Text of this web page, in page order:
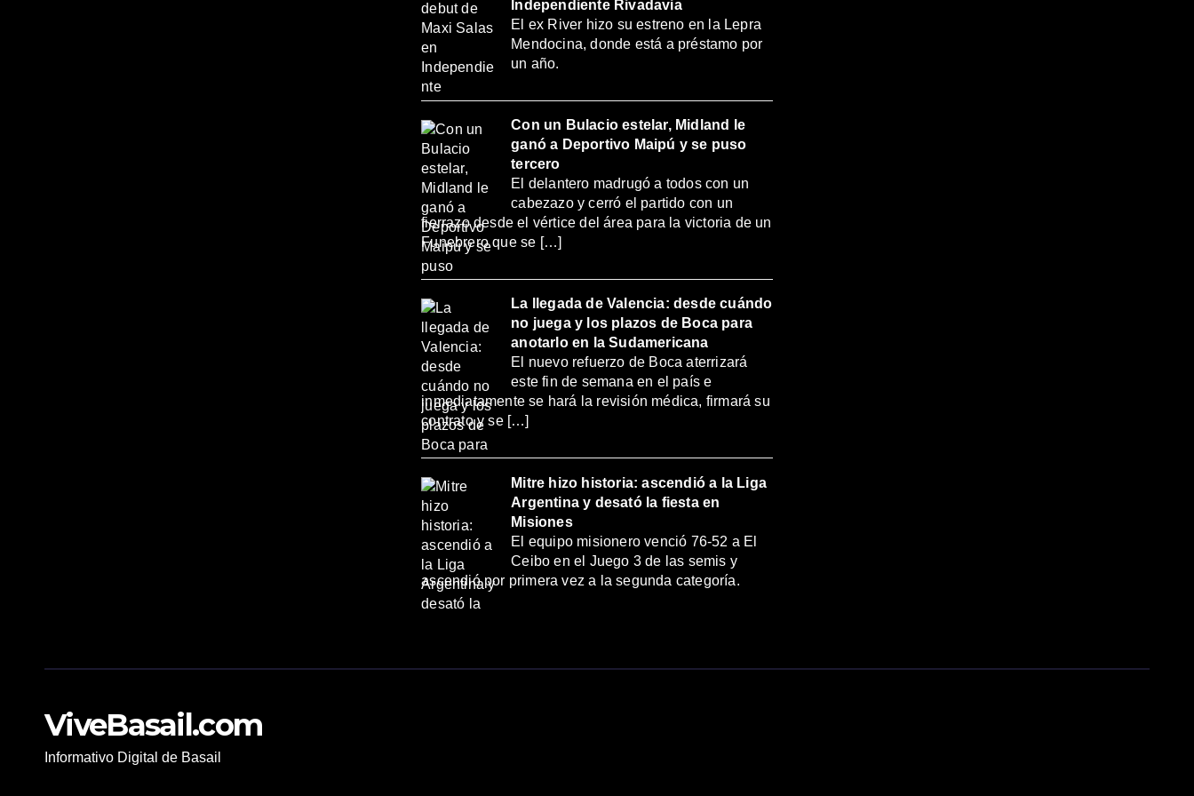
Independiente Rivadavia
El ex River hizo su estreno en la Lepra
Mendocina, donde está a préstamo por
un año.
Con un Bulacio estelar, Midland le
ganó a Deportivo Maipú y se puso
tercero
El delantero madrugó a todos con un
cabezazo y cerró el partido con un
fierrazo desde el vértice del área para la victoria de un
Funebrero que se […]
La llegada de Valencia: desde cuándo
no juega y los plazos de Boca para
anotarlo en la Sudamericana
El nuevo refuerzo de Boca aterrizará
este fin de semana en el país e
inmediatamente se hará la revisión médica, firmará su
contrato y se […]
Mitre hizo historia: ascendió a la Liga
Argentina y desató la fiesta en
Misiones
El equipo misionero venció 76-52 a El
Ceibo en el Juego 3 de las semis y
ascendió por primera vez a la segunda categoría.
ViveBasail.com
Informativo Digital de Basail